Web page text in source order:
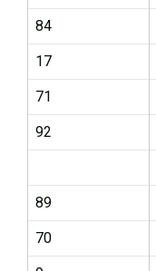
84
17
71
92
89
70